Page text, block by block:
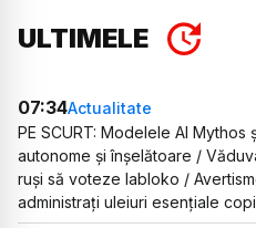
ULTIMELE
07:34Actualitate
PE SCURT: Modelele AI Mythos
autonome și înșelătoare /
ruși să voteze Iabloko /
administrați uleiuri esențiale